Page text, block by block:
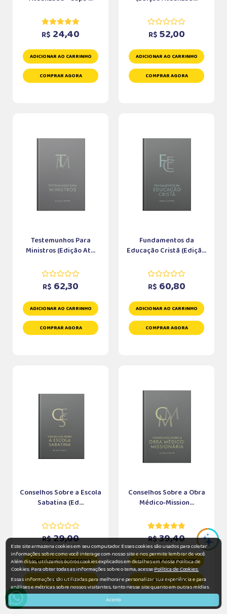
R$ 24,40
ADICIONAR AO CARRINHO
COMPRAR AGORA
R$ 52,00
ADICIONAR AO CARRINHO
COMPRAR AGORA
Testemunhos Para
Ministros (Edição At...
R$ 62,30
ADICIONAR AO CARRINHO
COMPRAR AGORA
Fundamentos da
Educação Cristã (Ediçã...
R$ 60,80
ADICIONAR AO CARRINHO
COMPRAR AGORA
Conselhos Sobre a Escola
Sabatina (Ed...
R$29,00
ADICIONAR AO CARRINHO
COMPRAR AGORA
Conselhos Sobre a Obra
Médico-Mission...
R$39,40
ADICIONAR AO CARRINHO
COMPRAR AGORA
Este site armazena cookies em seu computador. Esses cookies são usados para coletar
informações sobre como você interage com nosso site e nos permite lembrar de você.
Além disso, utilizamos outros cookies explicados em detalhes em nossa Política de
Cookies. Para obter todas as informações sobre o tema, acessePolítica de Cookies.
Essas informações são utilizadas para melhorar e personalizar sua experiência e para
análises e métricas sobre nossos visitantes, tanto nesse site quanto em outras mídias.
Aceito